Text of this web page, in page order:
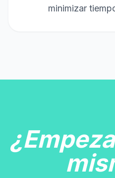
minimizar